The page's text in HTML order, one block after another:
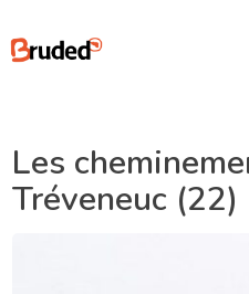
Les
Tréveneuc (22)